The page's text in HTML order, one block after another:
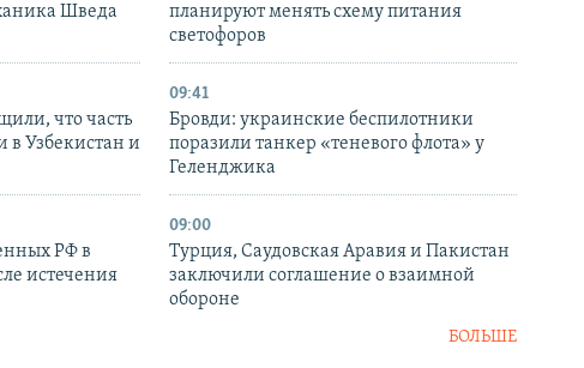
Шведа
планируют менять схему питания
светофоров
что часть
в Узбекистан и
09:41
Бровди: украинские беспилотники
поразили танкер «теневого флота» у
Геленджика
РФ в
истечения
09:00
Турция, Саудовская Аравия и Пакистан
заключили соглашение о взаимной
обороне
БОЛЬШЕ